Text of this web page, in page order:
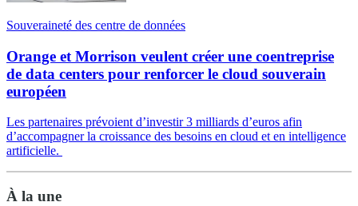
Souveraineté des centre de données
Orange et Morrison veulent créer une coentreprise
de data centers pour renforcer le cloud souverain
européen
Les partenaires prévoient d’investir 3 milliards d’euros afin
d’accompagner la croissance des besoins en cloud et en intelligence
artificielle.
À la une